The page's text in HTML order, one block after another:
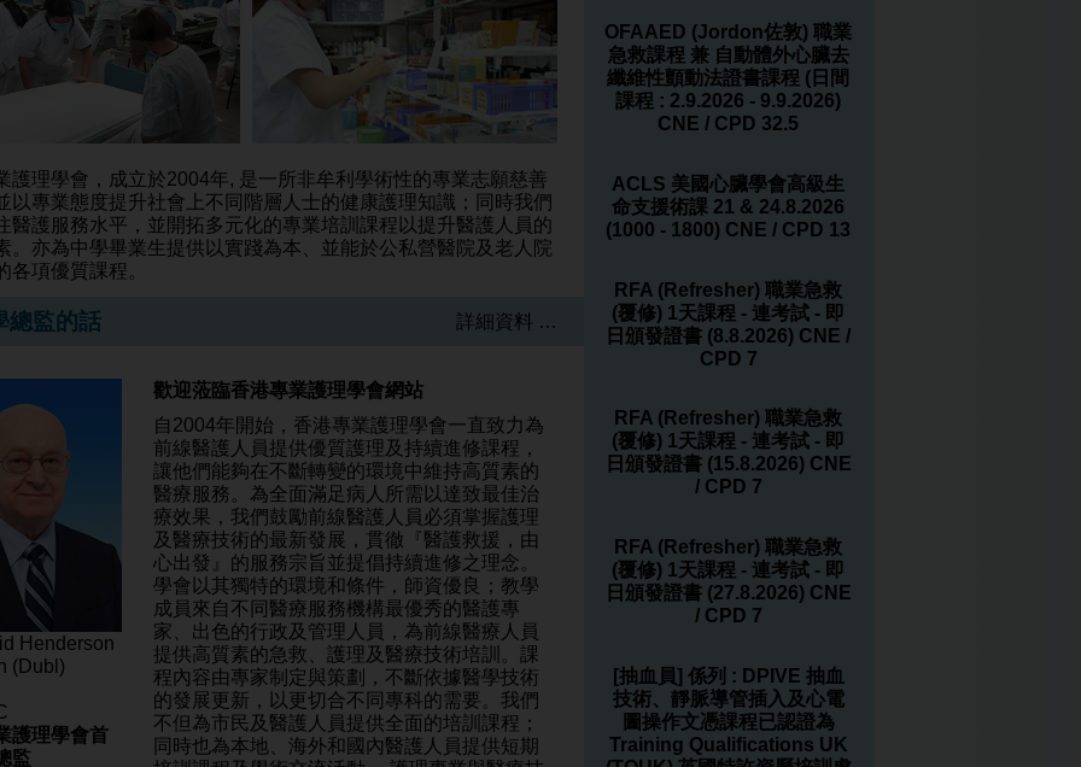
護理學會，成立於2004年, 是一所非牟利學術性的專業志願慈善
以專業態度提升社會上不同階層人士的健康護理知識；同時我們
醫護服務水平，並開拓多元化的專業培訓課程以提升醫護人員的
。亦為中學畢業生提供以實踐為本、並能於公私營醫院及老人院
各項優質課程。
總監的話 詳細資料 …
Henderson
(Dubl)
護理學會首
監
歡迎蒞臨香港專業護理學會網站
自2004年開始，香港專業護理學會一直致力為
前線醫護人員提供優質護理及持續進修課程，
讓他們能夠在不斷轉變的環境中維持高質素的
醫療服務。為全面滿足病人所需以達致最佳治
療效果，我們鼓勵前線醫護人員必須掌握護理
及醫療技術的最新發展，貫徹『醫護救援，由
心出發』的服務宗旨並提倡持續進修之理念。
學會以其獨特的環境和條件，師資優良；教學
成員來自不同醫療服務機構最優秀的醫護專
家、出色的行政及管理人員，為前線醫療人員
提供高質素的急救、護理及醫療技術培訓。課
程內容由專家制定與策劃，不斷依據醫學技術
的發展更新，以更切合不同專科的需要。我們
不但為市民及醫護人員提供全面的培訓課程；
同時也為本地、海外和國內醫護人員提供短期
OFAAED (Jordon佐敦) 職業
急救課程 兼 自動體外心臟去
纖維性顫動法證書課程 (日間
課程 : 2.9.2026 - 9.9.2026)
CNE / CPD 32.5
ACLS 美國心臟學會高級生
命支援術課 21 & 24.8.2026
(1000 - 1800) CNE / CPD 13
RFA (Refresher) 職業急救
(覆修) 1天課程 - 連考試 - 即
日頒發證書 (8.8.2026) CNE /
CPD 7
RFA (Refresher) 職業急救
(覆修) 1天課程 - 連考試 - 即
日頒發證書 (15.8.2026) CNE
/ CPD 7
RFA (Refresher) 職業急救
(覆修) 1天課程 - 連考試 - 即
日頒發證書 (27.8.2026) CNE
/ CPD 7
[抽血員] 係列 : DPIVE 抽血
技術、靜脈導管插入及心電
圖操作文憑課程已認證為
Training Qualifications UK